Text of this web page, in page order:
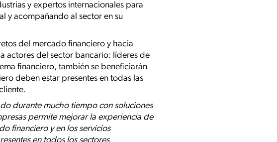
y expertos internacionales para
y acompañando al sector en su
del mercado financiero y hacia
actores del sector bancario: líderes de
financiero, también se beneficiarán
deben estar presentes en todas las
durante mucho tiempo con soluciones
permite mejorar la experiencia de
financiero y en los servicios